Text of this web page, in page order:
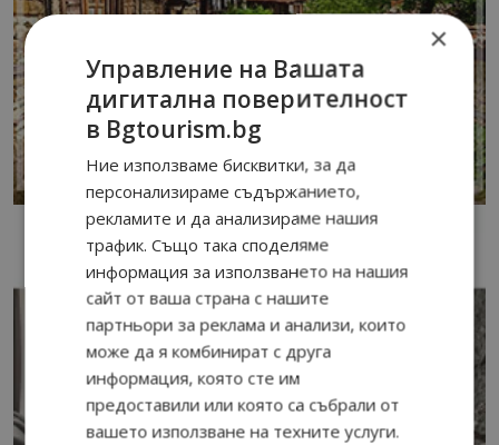
×
Управление на Вашата
дигитална поверителност
в Bgtourism.bg
Ние използваме бисквитки, за да
персонализираме съдържанието,
рекламите и да анализираме нашия
трафик. Също така споделяме
информация за използването на нашия
сайт от ваша страна с нашите
партньори за реклама и анализи, които
може да я комбинират с друга
информация, която сте им
предоставили или която са събрали от
вашето използване на техните услуги.